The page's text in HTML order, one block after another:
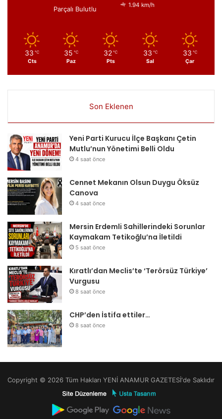
Parçalı Bulutlu
1.94 km/h
33 ℃
Cts
35 ℃
Paz
32 ℃
Pts
33 ℃
Sal
33 ℃
Çar
Son Eklenen
Yeni Parti Kurucu İlçe Başkanı Çetin
Mutlu’nun Yönetimi Belli Oldu
4 saat önce
Cennet Mekanın Olsun Duygu Öksüz
Canova
4 saat önce
Mersin Erdemli Sahillerindeki Sorunlar
Kaymakam Tetikoğlu’na İletildi
5 saat önce
Kıratlı’dan Meclis’te ‘Terörsüz Türkiye’
Vurgusu
8 saat önce
CHP’den İstifa ettiler…
8 saat önce
Copyright © 2026 Tüm Hakları YENİ ANAMUR GAZETESİ'de Saklıdır